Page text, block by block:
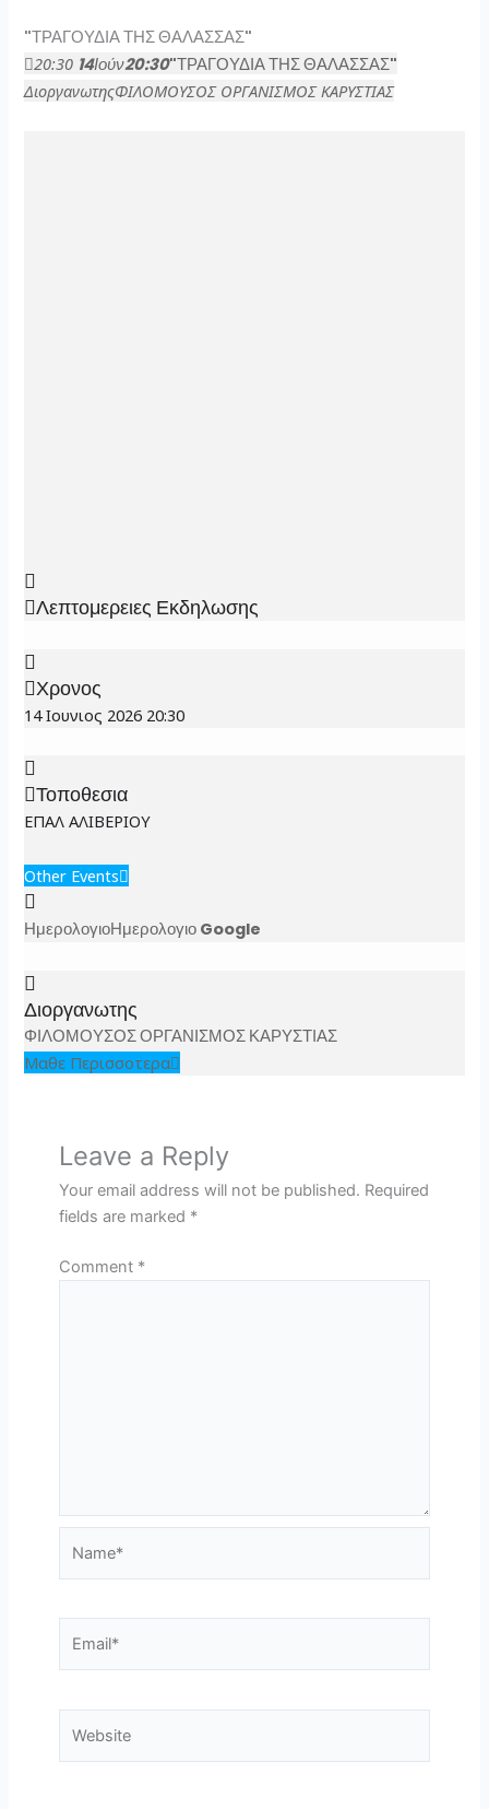
content
"ΤΡΑΓΟΥΔΙΑ ΤΗΣ ΘΑΛΑΣΣΑΣ"
20:30 14Ιούν20:30"ΤΡΑΓΟΥΔΙΑ ΤΗΣ ΘΑΛΑΣΣΑΣ"
ΔιοργανωτηςΦΙΛΟΜΟΥΣΟΣ ΟΡΓΑΝΙΣΜΟΣ ΚΑΡΥΣΤΙΑΣ
Λεπτομερειες Εκδηλωσης
Χρονος
14 Ιουνιος 2026 20:30
Τοποθεσια
ΕΠΑΛ ΑΛΙΒΕΡΙΟΥ
Other Events
ΗμερολογιοΗμερολογιο Google
Διοργανωτης
ΦΙΛΟΜΟΥΣΟΣ ΟΡΓΑΝΙΣΜΟΣ ΚΑΡΥΣΤΙΑΣ
Μαθε Περισσοτερα
Leave a Reply
Your email address will not be published. Required
fields are marked *
Comment *